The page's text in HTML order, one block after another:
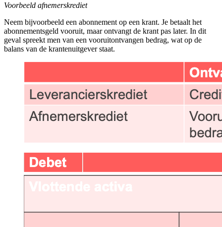
Voorbeeld afnemerskrediet
Neem bijvoorbeeld een abonnement op een krant. Je betaalt het
abonnementsgeld vooruit, maar ontvangt de krant pas later. In dit
geval spreekt men van een vooruitontvangen bedrag, wat op de
balans van de krantenuitgever staat.